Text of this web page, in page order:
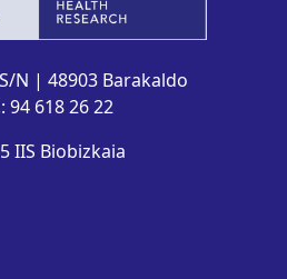
N | 48903 Barakaldo
94 618 26 22
IIS Biobizkaia